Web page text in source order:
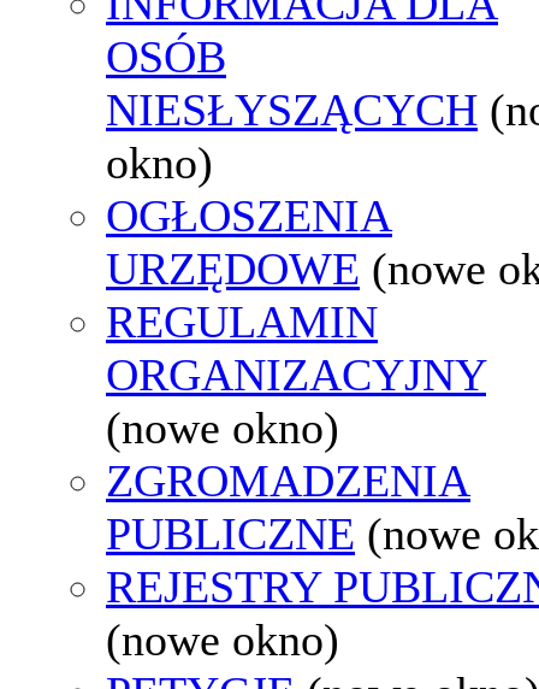
OSÓB
NIESŁYSZĄCYCH
okno)
OGŁOSZENIA
URZĘDOWE (nowe
REGULAMIN
ORGANIZACYJNY
(nowe okno)
ZGROMADZENIA
PUBLICZNE (nowe
REJESTRY
(nowe okno)